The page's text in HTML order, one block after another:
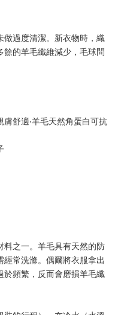
過度清潔。新衣物時，織
的羊毛纖維減少，毛球問
舒適‧羊毛天然角蛋白可抗
之一。羊毛具有天然的防
常洗滌。偶爾將衣服拿出
於頻繁，反而會磨損羊毛纖